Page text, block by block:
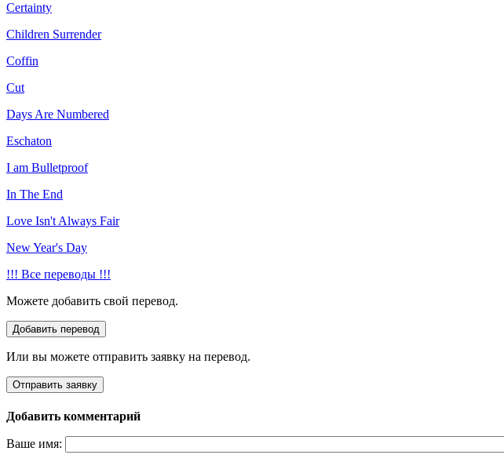
Certainty
Children Surrender
Coffin
Cut
Days Are Numbered
Eschaton
I am Bulletproof
In The End
Love Isn't Always Fair
New Year's Day
!!! Все переводы !!!
Можете добавить свой перевод.
Или вы можете отправить заявку на перевод.
Добавить комментарий
Ваше имя: